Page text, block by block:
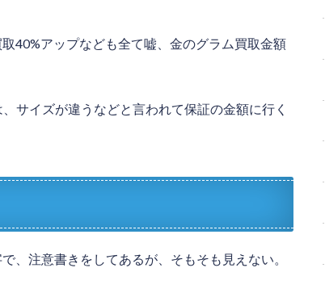
40%アップなども全て嘘、金のグラム買取金額
サイズが違うなどと言われて保証の金額に行く
、注意書きをしてあるが、そもそも見えない。